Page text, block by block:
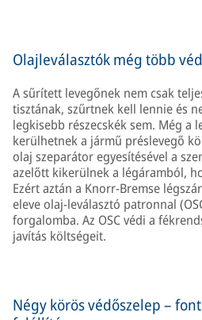
Olajleválasztók még több
A sűrített levegőnek nem csak
tisztának, szűrtnek kell lennie és
legkisebb részecskék sem. Még a
kerülhetnek a jármű préslevegő
olaj szeparátor egyesítésével a
azelőtt kikerülnek a légáramból,
Ezért aztán a Knorr-Bremse
eleve olaj-leválasztó patronnal
forgalomba. Az OSC védi a
javítás költségeit.
Négy körös védőszelep –